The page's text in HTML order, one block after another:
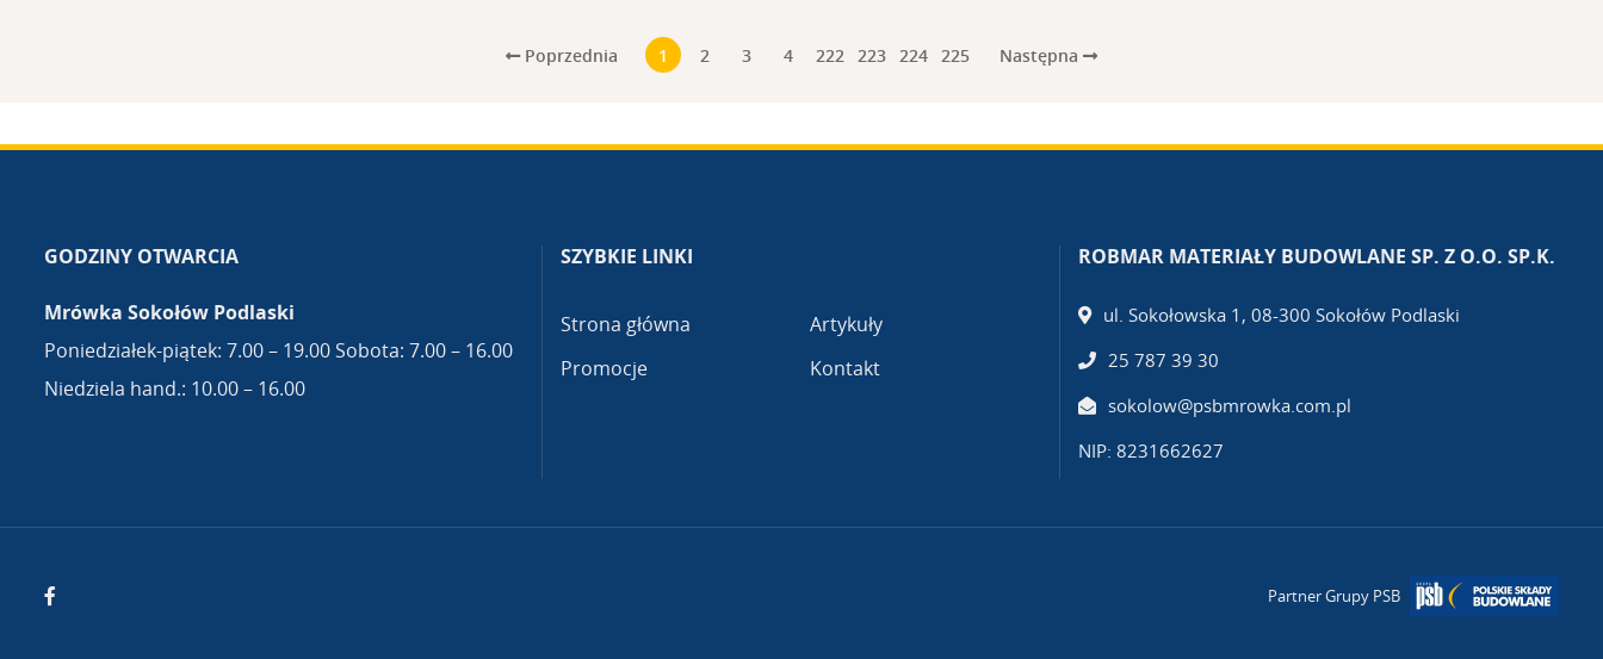
Poprzednia 1 2 3 4 222 223 224 225 Następna
GODZINY OTWARCIA
Mrówka Sokołów Podlaski
Poniedziałek-piątek: 7.00 – 19.00 Sobota: 7.00 – 16.00
Niedziela hand.: 10.00 – 16.00
SZYBKIE LINKI
Strona główna
Promocje
Artykuły
Kontakt
ROBMAR MATERIAŁY BUDOWLANE SP. Z O.O. SP.K.
ul. Sokołowska 1, 08-300 Sokołów Podlaski
25 787 39 30
sokolow@psbmrowka.com.pl
NIP: 8231662627
Partner Grupy PSB